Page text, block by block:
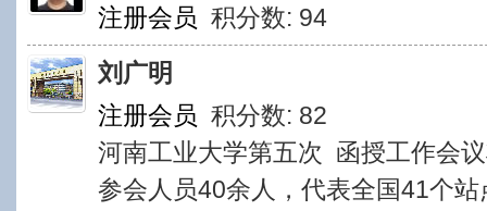
注册会员 积分数: 94
刘广明
注册会员 积分数: 82
河南工业大学第五次 函授工作会
参会人员40余人，代表全国41个